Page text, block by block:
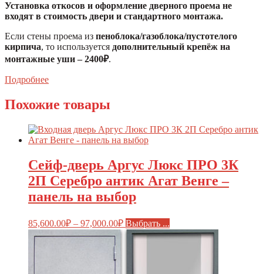
Установка откосов и оформление дверного проема не
входят в стоимость двери и стандартного монтажа.
Если стены проема из пеноблока/газоблока/пустотелого
кирпича, то используется дополнительный крепёж на
монтажные уши – 2400₽.
Подробнее
Похожие товары
Сейф-дверь Аргус Люкс ПРО 3К
2П Серебро антик Агат Венге –
панель на выбор
85,600.00₽ – 97,000.00₽ Выбрать ...